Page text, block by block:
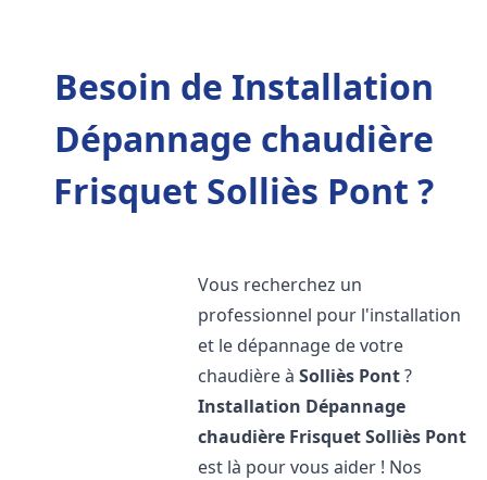
Besoin de Installation
Dépannage chaudière
Frisquet Solliès Pont ?
Vous recherchez un
professionnel pour l'installation
et le dépannage de votre
chaudière àSolliès Pont?
Installation Dépannage
chaudière FrisquetSolliès Pont
est là pour vous aider ! Nos